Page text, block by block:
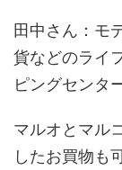
田中さん ：モ
貨などのライ
ピングセンタ
マルオとマル
したお買物も